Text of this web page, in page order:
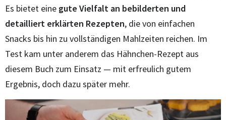
Es bietet eine gute Vielfalt an bebilderten und
detailliert erklärten Rezepten, die von einfachen
Snacks bis hin zu vollständigen Mahlzeiten reichen. Im
Test kam unter anderem das Hähnchen-Rezept aus
diesem Buch zum Einsatz — mit erfreulich gutem
Ergebnis, doch dazu später mehr.